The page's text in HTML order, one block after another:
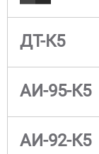
ДТ-К5
АИ-95-К5
АИ-92-К5